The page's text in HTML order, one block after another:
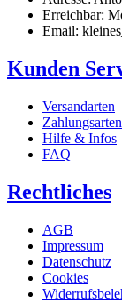
Erreichbar:
Email:
Kunden
Versandarten
Zahlungsarten
Hilfe & Infos
FAQ
Rechtliches
AGB
Impressum
Datenschutz
Cookies